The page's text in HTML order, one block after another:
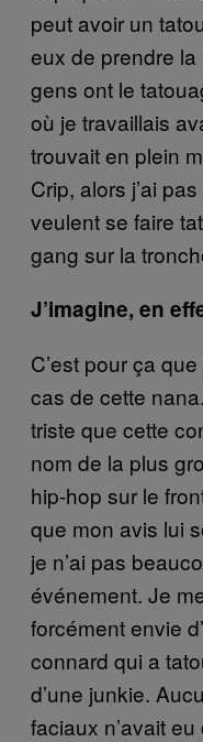
peut avoir un
eux de prendre
gens ont le
où je travaillais
trouvait en plein
Crip, alors j’ai
veulent se faire
gang sur la
J’imagine, en
C’est pour ça
cas de cette
triste que cette
nom de la plus
hip-hop sur le
que mon avis lui
je n’ai pas
événement. Je
forcément envie
connard qui a
d’une junkie.
faciaux n’avait